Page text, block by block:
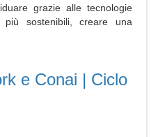
grazie alle tecnologie
più sostenibili, creare una
e Conai | Ciclo